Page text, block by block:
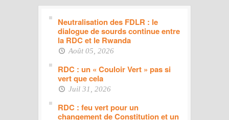
Neutralisation des FDLR : le
dialogue de sourds continue entre
la RDC et le Rwanda
Août 05, 2026
RDC : un « Couloir Vert » pas si
vert que cela
Juil 31, 2026
RDC : feu vert pour un
changement de Constitution et un